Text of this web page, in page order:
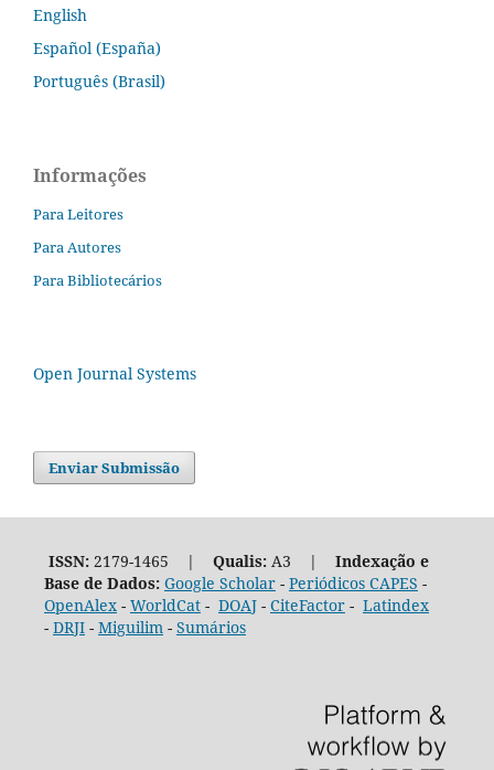
English
Español (España)
Português (Brasil)
Informações
Para Leitores
Para Autores
Para Bibliotecários
Open Journal Systems
Enviar Submissão
ISSN:2179-1465 | Qualis:A3 | Indexação e
Base de Dados: Google Scholar- Periódicos CAPES -
OpenAlex- WorldCat- DOAJ- CiteFactor- Latindex
- DRJI- Miguilim- Sumários